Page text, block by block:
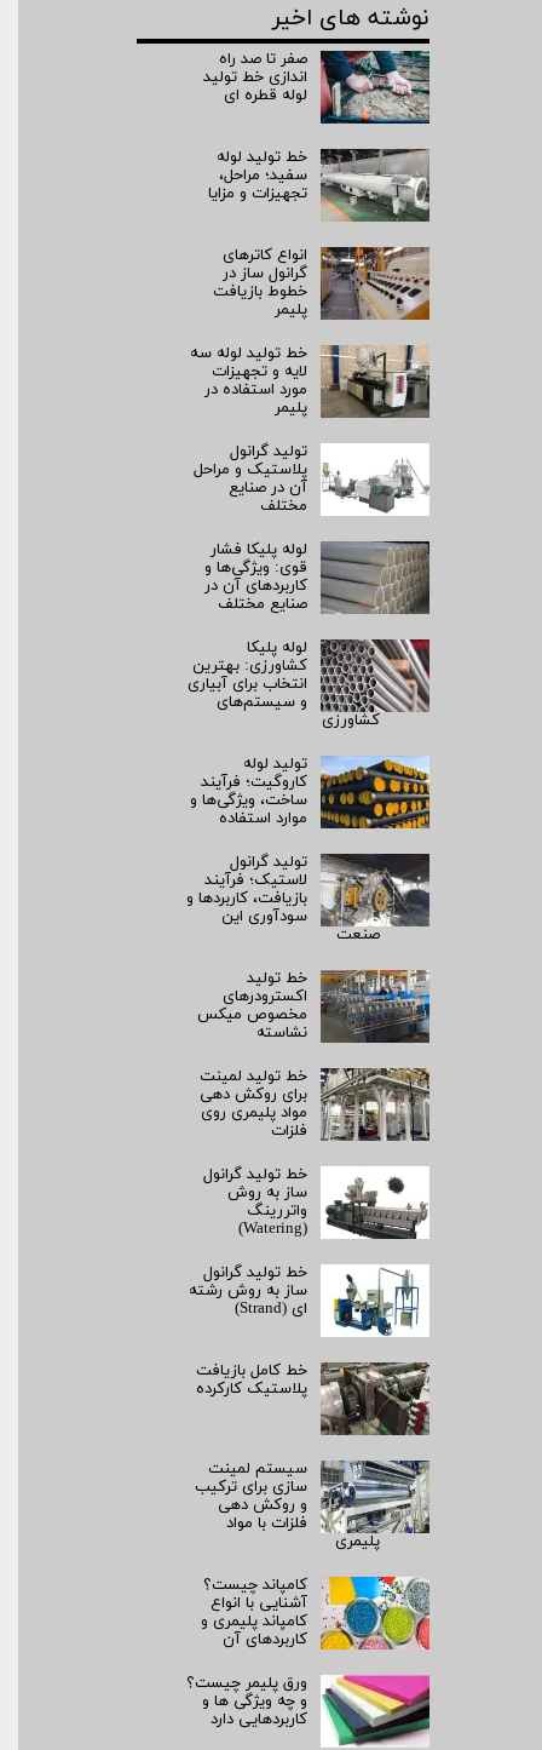
نوشته های اخیر
صفر تا صد راه‌
اندازی خط تولید
لوله قطره ای
خط تولید لوله
سفید؛ مراحل،
تجهیزات و مزایا
انواع کاترهای
گرانول ساز در
خطوط بازیافت
پلیمر
خط تولید لوله سه
لایه و تجهیزات
مورد استفاده در
پلیمر
تولید گرانول
پلاستیک و مراحل
آن در صنایع
مختلف
لوله پلیکا فشار
قوی: ویژگی‌ها و
کاربردهای آن در
صنایع مختلف
لوله پلیکا
کشاورزی: بهترین
انتخاب برای آبیاری
و سیستم‌های
کشاورزی
تولید لوله
کاروگیت؛ فرآیند
ساخت، ویژگی‌ها و
موارد استفاده
تولید گرانول
لاستیک؛ فرآیند
بازیافت، کاربردها و
سودآوری این
صنعت
خط تولید
اکسترودرهای
مخصوص میکس
نشاسته
خط تولید لمینت
برای روکش‌ دهی
مواد پلیمری روی
فلزات
خط تولید گرانول
ساز به روش
واتررینگ
(Watering)
خط تولید گرانول
ساز به روش رشته‌
ای (Strand)
خط کامل بازیافت
پلاستیک کارکرده
سیستم لمینت‌
سازی برای ترکیب
و روکش‌ دهی
فلزات با مواد
پلیمری
کامپاند چیست؟
آشنایی با انواع
کامپاند پلیمری و
کاربردهای آن
ورق پلیمر چیست؟
و چه ویژگی ها و
کاربردهایی دارد